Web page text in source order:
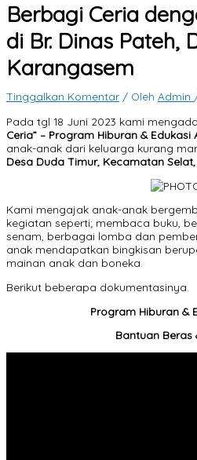
Berbagi Ceria
di Br. Dinas Pateh,
Karangasem
Tinggalkan Komentar / Oleh Admin
Pada tgl 18 Juni 2023 kami
Ceria” – Program Hiburan & Edukasi
anak-anak dari keluarga kurang
Desa Duda Timur, Kecamatan
Kami mengajak anak-anak
kegiatan seperti; membaca buku,
senam, berbagai lomba dan
anak mendapatkan bingkisan
mainan anak dan boneka.
Berikut beberapa dokumentasinya.
Program Hiburan &
Bantuan Beras